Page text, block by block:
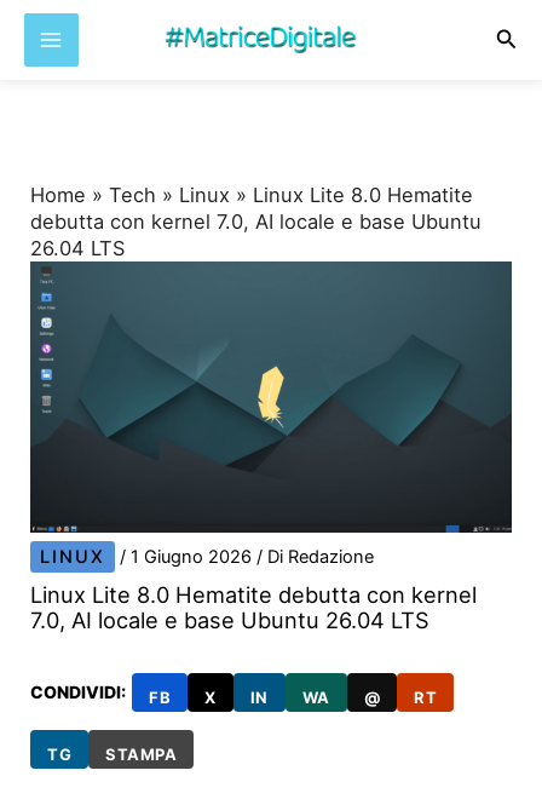
Home »Tech » Linux » Linux Lite 8.0 Hematite
debutta con kernel 7.0, AI locale e base Ubuntu
26.04 LTS
LINUX /1 Giugno 2026/ Di Redazione
Linux Lite 8.0 Hematite debutta con kernel
7.0, AI locale e base Ubuntu 26.04 LTS
CONDIVIDI: FB X IN WA @ RT
TG STAMPA